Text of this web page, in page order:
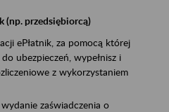
(np. przedsiębiorcą)
ePłatnik, za pomocą której
ubezpieczeń, wypełnisz i
z wykorzystaniem
zaświadczenia o